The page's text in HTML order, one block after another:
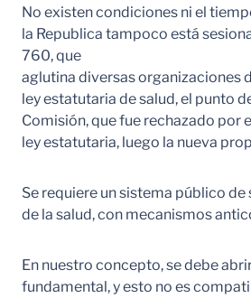
No existen condiciones ni el
la Republica tampoco está
760, que
aglutina diversas organizaciones
ley estatutaria de salud, el punto
Comisión, que fue rechazado por
ley estatutaria, luego la nueva
Se requiere un sistema público
de la salud, con mecanismos
En nuestro concepto, se debe
fundamental, y esto no es